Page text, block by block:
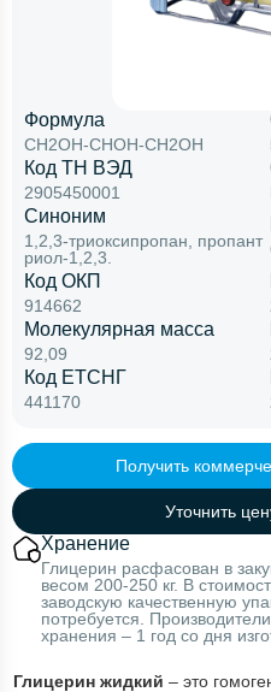
Формула
СН2ОН-СНОН-СН2ОН
Код ТН ВЭД
2905450001
Синоним
1,2,3-триоксипропан, пропант
риол-1,2,3.
Код ОКП
914662
Молекулярная масса
92,09
Код ЕТСНГ
441170
Получить
Уточнить
Хранение
Глицерин расфасован в
весом 200-250 кг. В
заводскую качественную
потребуется.
хранения – 1 год со дня
Глицерин жидкий – это